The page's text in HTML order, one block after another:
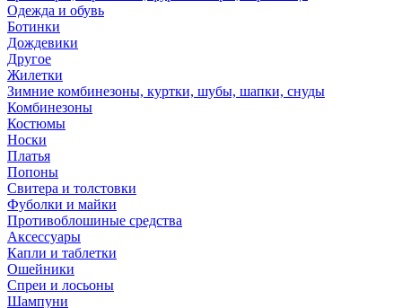
Одежда и обувь
Ботинки
Дождевики
Другое
Жилетки
Зимние комбинезоны, куртки, шубы, шапки, снуды
Комбинезоны
Костюмы
Носки
Платья
Попоны
Свитера и толстовки
Фуболки и майки
Противоблошиные средства
Аксессуары
Капли и таблетки
Ошейники
Спреи и лосьоны
Шампуни